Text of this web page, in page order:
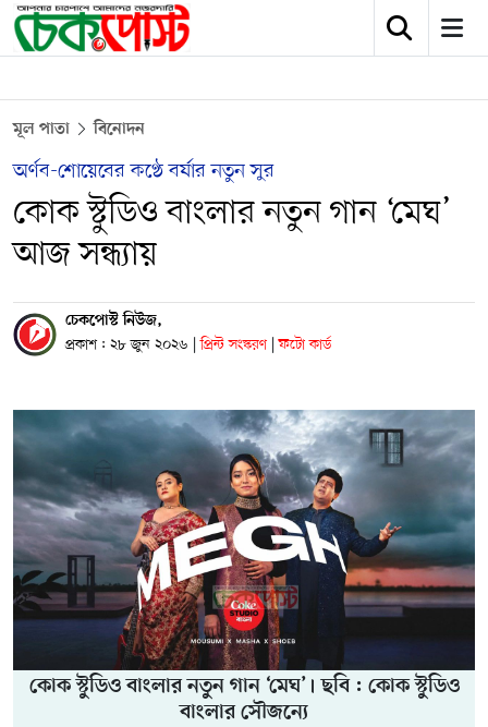
মূল পাতা বিনোদন
অর্ণব-শোয়েবের কণ্ঠে বর্ষার নতুন সুর
কোক স্টুডিও বাংলার নতুন গান ‘মেঘ’
আজ সন্ধ্যায়
চেকপোস্ট নিউজ,
প্রকাশ : ২৮ জুন ২০২৬ | প্রিন্ট সংস্করণ | ফটো কার্ড
কোক স্টুডিও বাংলার নতুন গান ‘মেঘ’। ছবি : কোক স্টুডিও
বাংলার সৌজন্যে